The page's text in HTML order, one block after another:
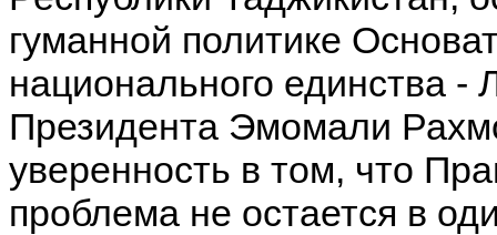
гуманной политике
национального единства -
Президента Эмомали
уверенность в том, что
проблема не остается в